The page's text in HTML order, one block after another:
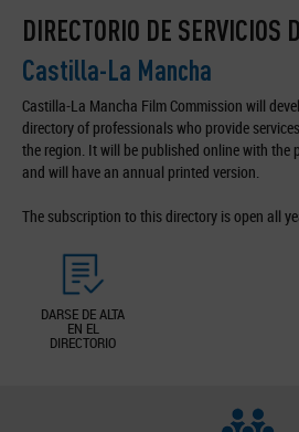
DIRECTORIO DE SERVICIOS
Castilla-La Mancha
Castilla-La Mancha Film Commission will
directory of professionals who provide
the region. It will be published online with
and will have an annual printed version.
The subscription to this directory is open all
DARSE DE ALTA
EN EL
DIRECTORIO